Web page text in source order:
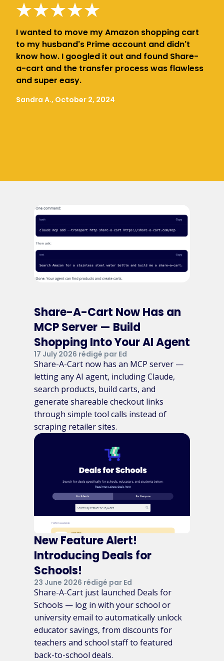
I wanted to move my Amazon shopping cart
to my husband's Prime account and didn't
know how. I googled it out and found Share-
a-cart and the transfer process was flawless
and super easy.
Sandra A., October 2, 2024
Share-A-Cart Now Has an
MCP Server — Build
Shopping Into Your AI Agent
17 July 2026 rédigé par Ed
Share-A-Cart now has an MCP server —
letting any AI agent, including Claude,
search products, build carts, and
generate shareable checkout links
through simple tool calls instead of
scraping retailer sites.
New Feature Alert!
Introducing Deals for
Schools!
23 June 2026 rédigé par Ed
Share-A-Cart just launched Deals for
Schools — log in with your school or
university email to automatically unlock
educator savings, from discounts for
teachers and school staff to featured
back-to-school deals.